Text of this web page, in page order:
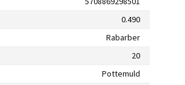
0.490
Rabarber
20
Pottemuld